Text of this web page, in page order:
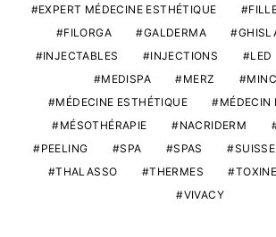
EXPERT MÉDECINE ESTHÉTIQUE
FILORGA
GALDERMA
INJECTABLES
INJECTIONS LED
MEDISPA
MERZ
MÉDECINE ESTHÉTIQUE
MÉDECIN
MÉSOTHÉRAPIE
NACRIDERM
PEELING
SPA SPAS SUISSE
THALASSO
THERMES
VIVACY